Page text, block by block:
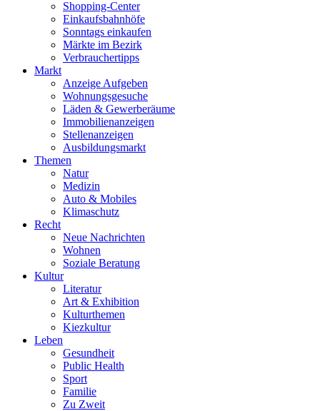
Shopping-Center
Einkaufsbahnhöfe
Sonntags einkaufen
Märkte im Bezirk
Verbrauchertipps
Markt
Anzeige Aufgeben
Wohnungsgesuche
Läden & Gewerberäume
Immobilienanzeigen
Stellenanzeigen
Ausbildungsmarkt
Themen
Natur
Medizin
Auto & Mobiles
Klimaschutz
Recht
Neue Nachrichten
Wohnen
Soziale Beratung
Kultur
Literatur
Art & Exhibition
Kulturthemen
Kiezkultur
Leben
Gesundheit
Public Health
Sport
Familie
Zu Zweit